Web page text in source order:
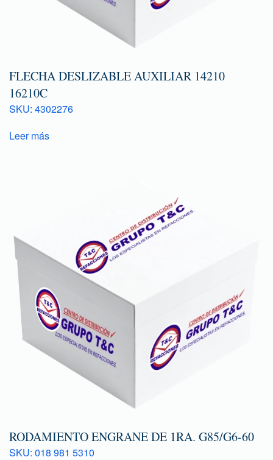
FLECHA DESLIZABLE AUXILIAR 14210
16210C
SKU: 4302276
Leer más
RODAMIENTO ENGRANE DE 1RA. G85/G6-60
SKU: 018 981 5310